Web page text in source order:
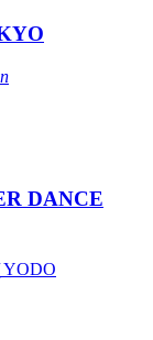
DANCE